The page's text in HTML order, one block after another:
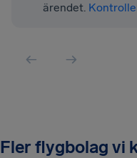
ärendet.
Fler flygbolag vi